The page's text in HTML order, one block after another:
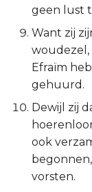
Filémon
Hebreeën
Jakobus
1 Petrus
2 Petrus
1 Johannes
geen lust
Want zij
woudezel,
Efraïm
gehuurd.
Dewijl zij
ook
vorsten.